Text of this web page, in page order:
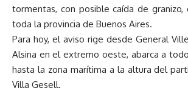
tormentas, con posible caída de granizo,
toda la provincia de Buenos Aires.
Para hoy, el aviso rige desde General
Alsina en el extremo oeste, abarca a
hasta la zona marítima a la altura del
Villa Gesell.